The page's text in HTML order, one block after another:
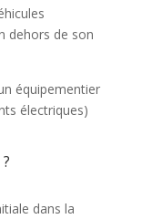
dehors de son
équipementier
électriques)
dans la